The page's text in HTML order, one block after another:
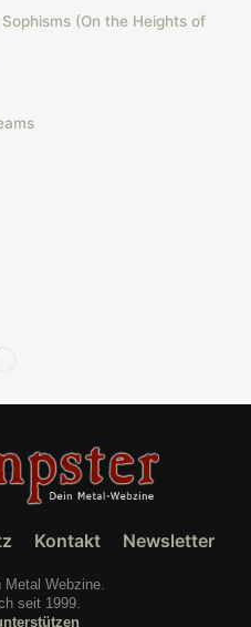
(On the Heights of
Kontakt Newsletter
Metal Webzine.
seit 1999.